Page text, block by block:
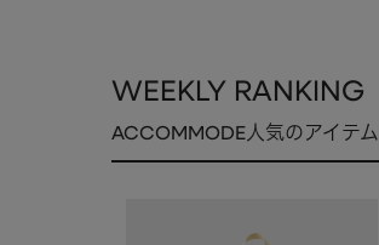
WEEKLY RANKING
ACCOMMODE人気のアイテム